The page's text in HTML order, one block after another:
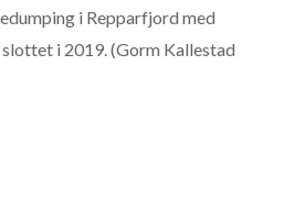
i Repparfjord med
i 2019. (Gorm Kallestad